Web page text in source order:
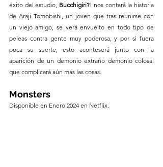
éxito del estudio, Bucchigiri?! nos contará la historia
de Araji Tomobishi, un joven que tras reunirse con
un viejo amigo, se verá envuelto en todo tipo de
peleas contra gente muy poderosa, y por si fuera
poca su suerte, esto aconteserá junto con la
aparición de un demonio extraño demonio colosal
que complicará aún más las cosas.
Monsters
Disponible en Enero 2024 en Netflix.